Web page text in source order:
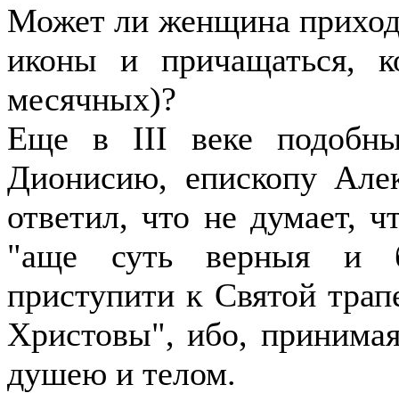
Может ли женщина
иконы и причащаться,
месячных)?
Еще в III веке
Дионисию, епископу
ответил, что не думает,
"аще суть верныя и
приступити к Святой
Христовы", ибо,
душею и телом.